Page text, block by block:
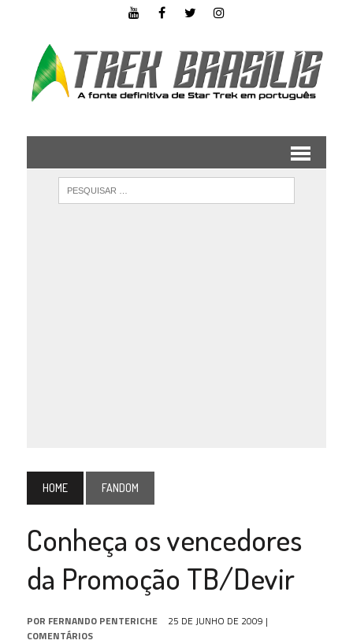
HOME FANDOM
Conheça os vencedores
da Promoção TB/Devir
POR FERNANDO PENTERICHE 25 DE JUNHO DE 2009 |
COMENTÁRIOS